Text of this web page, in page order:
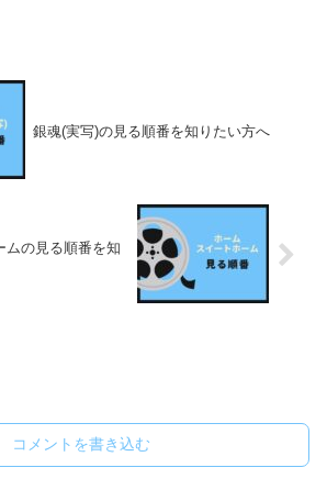
銀魂(実写)の見る順番を知りたい方へ
ムの見る順番を知
コメントを書き込む